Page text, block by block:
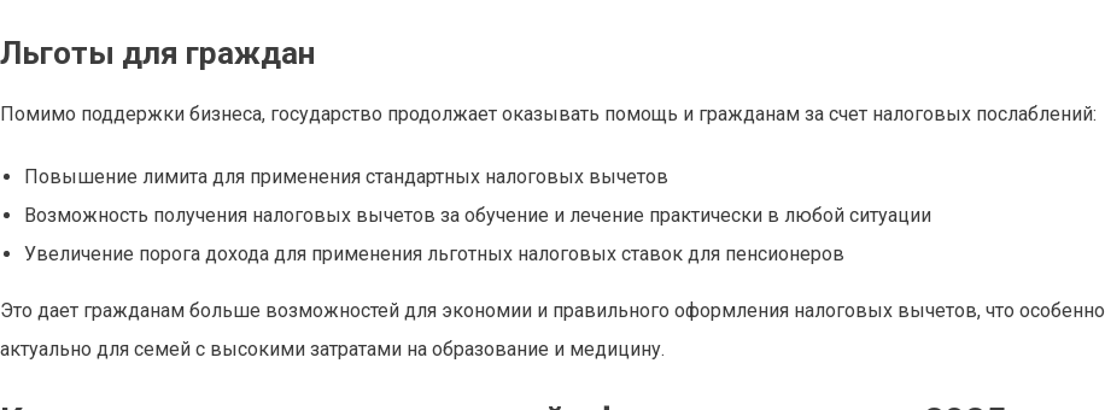
Льготы для граждан
Помимо поддержки бизнеса, государство продолжает оказывать помощь и гражданам за счет налоговых послаблений:
Повышение лимита для применения стандартных налоговых вычетов
Возможность получения налоговых вычетов за обучение и лечение практически в любой ситуации
Увеличение порога дохода для применения льготных налоговых ставок для пенсионеров
Это дает гражданам больше возможностей для экономии и правильного оформления налоговых вычетов, что особенно
актуально для семей с высокими затратами на образование и медицину.